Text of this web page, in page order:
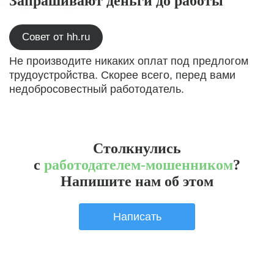
Совет от hh.ru
Не производите никаких оплат под предлогом
трудоустройства. Скорее всего, перед вами
недобросовестный работодатель.
Столкнулись
с работодателем-мошенником?
Напишите нам об этом
Написать